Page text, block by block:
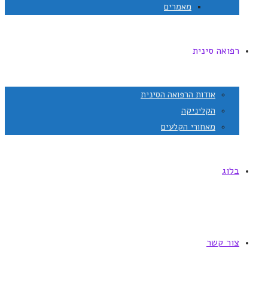
מאמרים
רפואה סינית
אודות הרפואה הסינית
הקליניקה
מאחורי הקלעים
בלוג
צור קשר